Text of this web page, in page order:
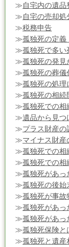
≫自宅内の遺品
≫自宅の売却処
≫税務申告
≫孤独死の定義
≫孤独死で多い
≫孤独死の発見
≫孤独死の葬儀
≫孤独死の処理
≫孤独死の相続
≫孤独死での相
≫遺品から見つ
≫プラス財産の
≫マイナス財産
≫孤独死での相
≫孤独死での相
≫孤独死があっ
≫孤独死の後始
≫孤独死が事故
≫孤独死があっ
≫孤独死があっ
≫孤独死保険と
≫孤独死と遺産